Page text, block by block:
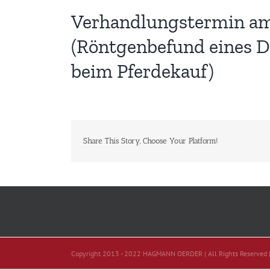
Verhandlungstermin
(Röntgenbefund eines
beim Pferdekauf)
Share This Story, Choose Your Platform!
Copyright 2013 - 2022 HAGMANN OERDER | All Rights Reserved |